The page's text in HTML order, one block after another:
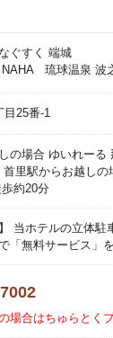
ぐすく 端城
琉球温泉 波
目25番-1
の場合 ゆいれー
里駅からお越し
約20分
当ホテルの立体
「無料サービス」
場合はちゅらとく